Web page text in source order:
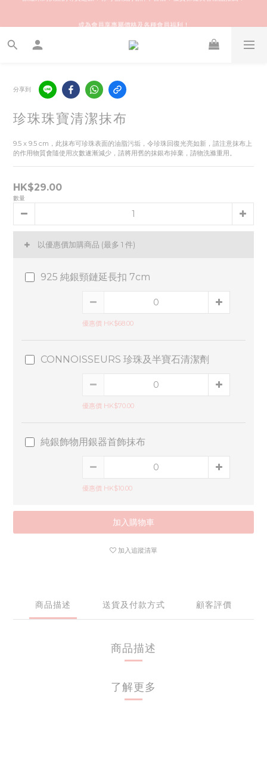
會員推薦獎賞 | 推介給朋友，你和朋友都可享額外 $50 Stylekiki購物金！
分享到
珍珠珠寶清潔抹布
9.5 x 9.5 cm，此抹布可珍珠表面的油脂污垢，令珍珠回復光亮如新，請注意抹布上
的作用物質會隨使用次數遂漸減少，請將用舊的抹銀布掉棄，請物洗滌重用。
HK$29.00
數量
以優惠價加購商品 (最多 1 件)
925 純銀頸鏈延長扣 7cm
優惠價 HK$68.00
CONNOISSEURS 珍珠及半寶石清潔劑
優惠價 HK$70.00
純銀飾物用銀器首飾抹布
優惠價 HK$10.00
加入購物車
加入追蹤清單
商品描述 送貨及付款方式 顧客評價
商品描述
了解更多